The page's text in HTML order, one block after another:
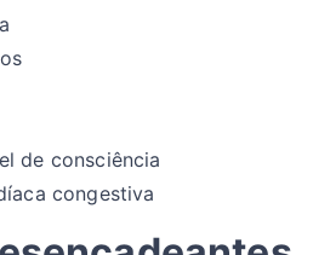
de consciência
congestiva